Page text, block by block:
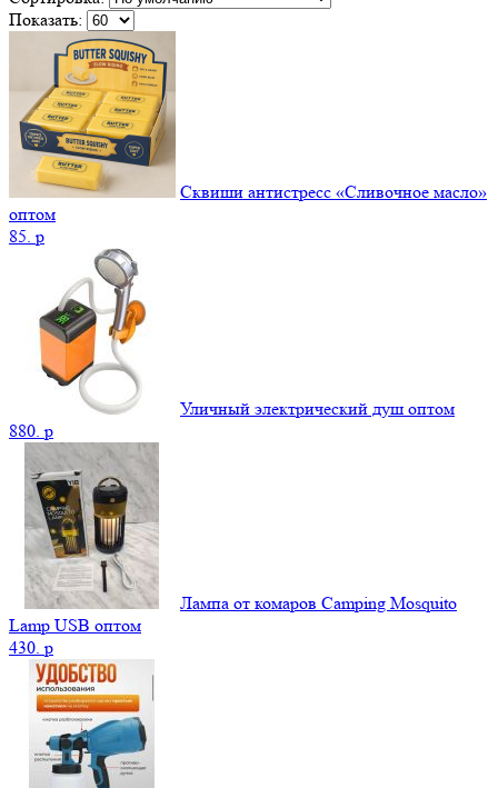
Показать:
Сквиши антистресс «Сливочное масло»
оптом
85. p
Уличный электрический душ оптом
880. p
Лампа от комаров Camping Mosquito
Lamp USB оптом
430. p